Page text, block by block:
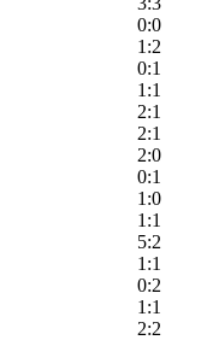
0:0
1:2
0:1
1:1
2:1
2:1
2:0
0:1
1:0
1:1
5:2
1:1
0:2
1:1
2:2